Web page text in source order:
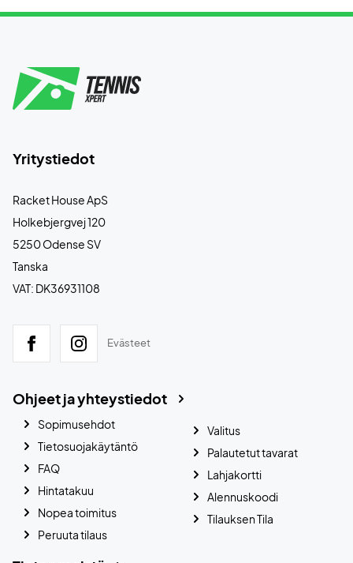
Yritystiedot
Racket House ApS
Holkebjergvej 120
5250 Odense SV
Tanska
VAT: DK36931108
Evästeet
Ohjeet ja yhteystiedot
Sopimusehdot
Tietosuojakäytäntö
FAQ
Hintatakuu
Nopea toimitus
Peruuta tilaus
Valitus
Palautetut tavarat
Lahjakortti
Alennuskoodi
Tilauksen Tila